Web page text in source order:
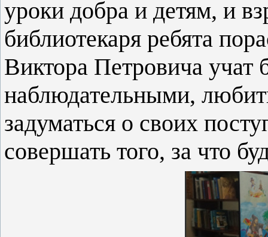
уроки добра и детям, и
библиотекаря ребята
Виктора Петровича
наблюдательными,
задуматься о своих
совершать того, за что